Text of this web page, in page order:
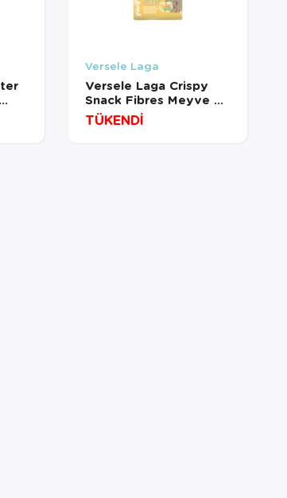
Versele Laga
Versele Laga Crispy
Snack Fibres Meyve &
Sebzeli Zengin
Atıştırmalık 650 Gr
TÜKENDİ